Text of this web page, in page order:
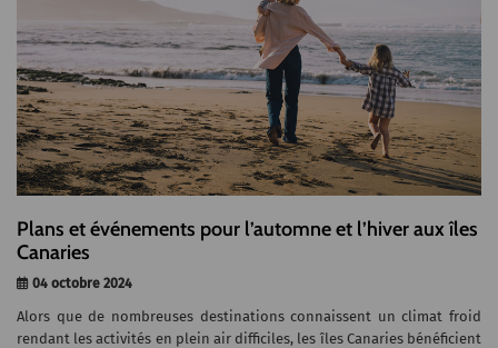
Plans et événements pour l’automne et l’hiver aux îles
Canaries
04 octobre 2024
Alors que de nombreuses destinations connaissent un climat froid
rendant les activités en plein air difficiles, les îles Canaries bénéficient